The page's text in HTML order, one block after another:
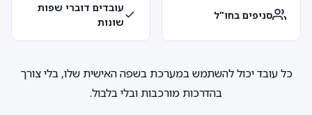
סניפים בחו"ל
עובדים דוברי שפות
שונות
כל עובד יכול להשתמש במערכת בשפה האישית שלו, בלי צורך
בהדרכות מורכבות ובלי בלבול.